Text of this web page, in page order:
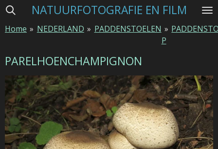
Ga
naar
hoofdinhoud
NATUURFOTOGRAFIE EN FILM
Home » NEDERLAND » PADDENSTOELEN »
P
PARELHOENCHAMPIGNON